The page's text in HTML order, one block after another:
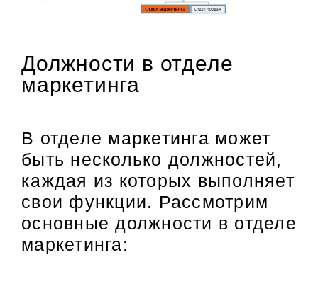
Должности в отделе
маркетинга
В отделе маркетинга может
быть несколько должностей,
каждая из которых выполняет
свои функции. Рассмотрим
основные должности в отделе
маркетинга: